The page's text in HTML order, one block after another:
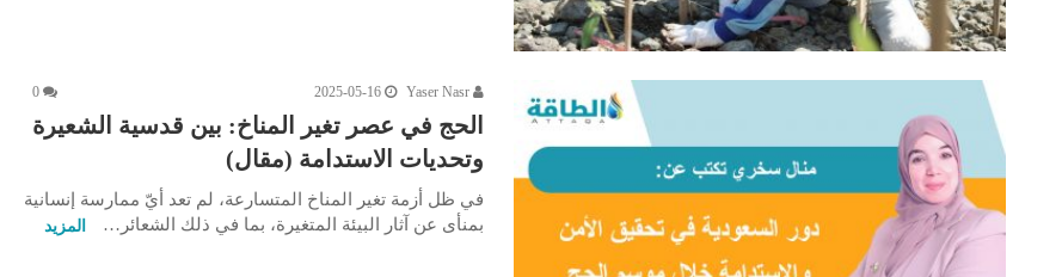
Yaser Nasr
2025-05-16
0
الحج في عصر تغير المناخ: بين قدسية الشعيرة
وتحديات الاستدامة (مقال)
في ظل أزمة تغير المناخ المتسارعة، لم تعد أيّ ممارسة إنسانية
بمنأى عن آثار البيئة المتغيرة، بما في ذلك الشعائر…
المزيد